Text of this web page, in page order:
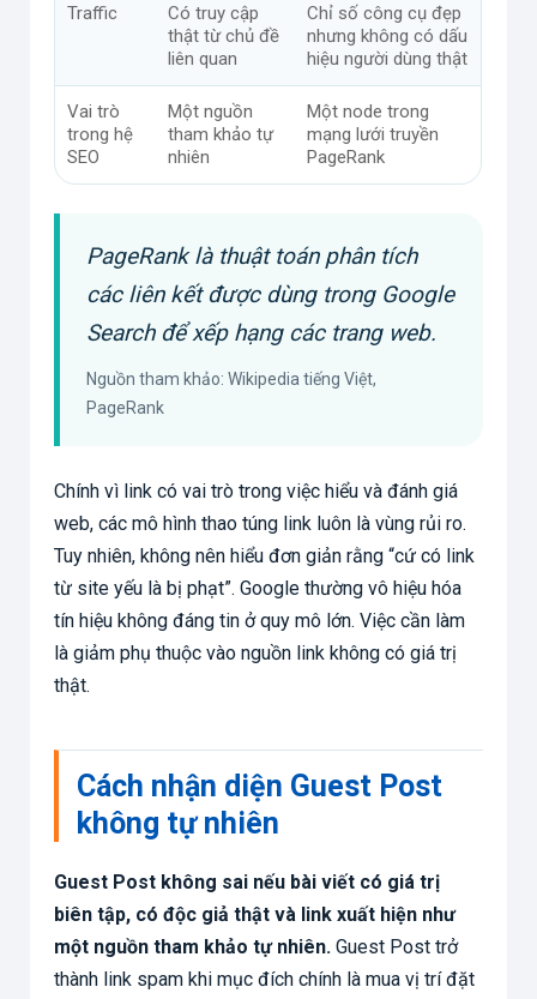
Traffic
Có truy cập
thật từ chủ đề
liên quan
Chỉ số công cụ đẹp
nhưng không có dấu
hiệu người dùng thật
Vai trò
trong hệ
SEO
Một nguồn
tham khảo tự
nhiên
Một node trong
mạng lưới truyền
PageRank
PageRank là thuật toán phân tích
các liên kết được dùng trong Google
Search để xếp hạng các trang web.
Nguồn tham khảo: Wikipedia tiếng Việt,
PageRank
Chính vì link có vai trò trong việc hiểu và đánh giá
web, các mô hình thao túng link luôn là vùng rủi ro.
Tuy nhiên, không nên hiểu đơn giản rằng “cứ có link
từ site yếu là bị phạt”. Google thường vô hiệu hóa
tín hiệu không đáng tin ở quy mô lớn. Việc cần làm
là giảm phụ thuộc vào nguồn link không có giá trị
thật.
Cách nhận diện Guest Post
không tự nhiên
Guest Post không sai nếu bài viết có giá trị
biên tập, có độc giả thật và link xuất hiện như
một nguồn tham khảo tự nhiên. Guest Post trở
thành link spam khi mục đích chính là mua vị trí đặt